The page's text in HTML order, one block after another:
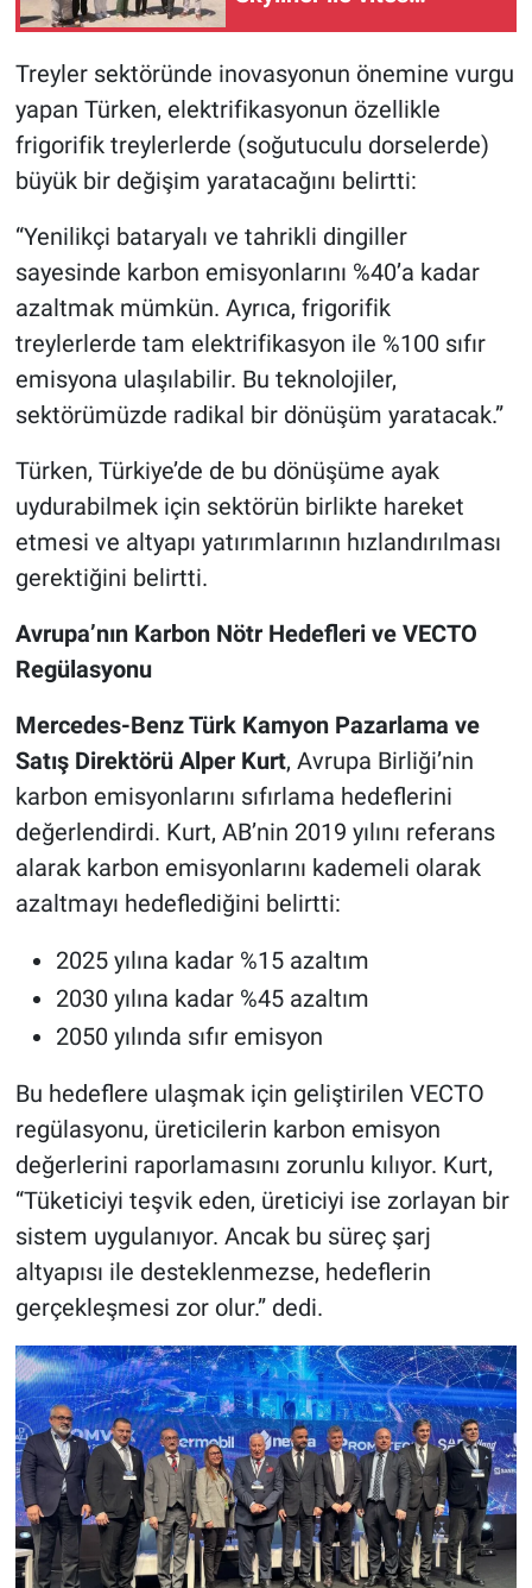
Treyler sektöründe inovasyonun önemine vurgu
yapan Türken, elektrifikasyonun özellikle
frigorifik treylerlerde (soğutuculu dorselerde)
büyük bir değişim yaratacağını belirtti:
“Yenilikçi bataryalı ve tahrikli dingiller
sayesinde karbon emisyonlarını %40’a kadar
azaltmak mümkün. Ayrıca, frigorifik
treylerlerde tam elektrifikasyon ile %100 sıfır
emisyona ulaşılabilir. Bu teknolojiler,
sektörümüzde radikal bir dönüşüm yaratacak.”
Türken, Türkiye’de de bu dönüşüme ayak
uydurabilmek için sektörün birlikte hareket
etmesi ve altyapı yatırımlarının hızlandırılması
gerektiğini belirtti.
Avrupa’nın Karbon Nötr Hedefleri ve VECTO
Regülasyonu
Mercedes-Benz Türk Kamyon Pazarlama ve
Satış Direktörü Alper Kurt, Avrupa Birliği’nin
karbon emisyonlarını sıfırlama hedeflerini
değerlendirdi. Kurt, AB’nin 2019 yılını referans
alarak karbon emisyonlarını kademeli olarak
azaltmayı hedeflediğini belirtti:
2025 yılına kadar %15 azaltım
2030 yılına kadar %45 azaltım
2050 yılında sıfır emisyon
Bu hedeflere ulaşmak için geliştirilen VECTO
regülasyonu, üreticilerin karbon emisyon
değerlerini raporlamasını zorunlu kılıyor. Kurt,
“Tüketiciyi teşvik eden, üreticiyi ise zorlayan bir
sistem uygulanıyor. Ancak bu süreç şarj
altyapısı ile desteklenmezse, hedeflerin
gerçekleşmesi zor olur.” dedi.